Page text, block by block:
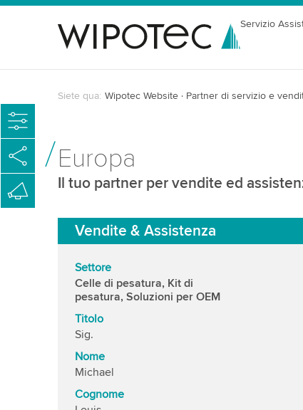
Servizio
Siete qua: Wipotec Website Partner di servizio e
Europa
Il tuo partner per vendite ed
Vendite & Assistenza
Settore
Celle di pesatura, Kit di
pesatura, Soluzioni per OEM
Titolo
Sig.
Nome
Michael
Cognome